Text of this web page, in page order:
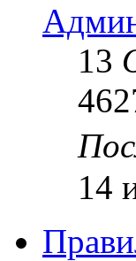
13
14